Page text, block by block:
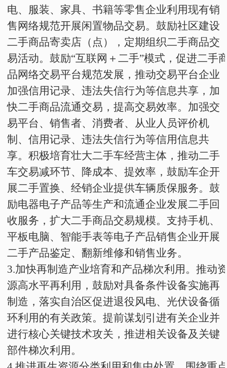
电、服装、家具、书籍等零售企业利用现有销
售网络规范开展闲置物品交易。鼓励社区建设
二手商品寄卖店 （点）
，定期组织二手商品交
易活动。鼓励“互联网 ＋二手”模式，促进二手
品网络交易平台规范发展，推动交易平台企业
加强信用记录、违法失信行为等信息共享，加
快二手商品流通交易，提高交易效率。加强交
易平台、销售者、消费者、从业人员评价机
制、信用记录、违法失信行为等信用信息共
享。积极培育壮大二手车经营主体，推动二手
车交易减环节、降成本、提效率，鼓励车企开
展二手置换、经销企业提供车辆质保服务。鼓
励电器电子产品等生产和流通企业发展二手回
收服务，扩大二手商品交易规模。支持手机、
平板电脑、智能手表等电子产品销售企业开展
二手产品鉴定、翻新维修和销售业务。
3.加快再制造产业培育和产品梯次利用。推动
源高水平再利用，鼓励对具备条件设备实施再
制造，落实自治区促进退役风电、光伏设备循
环利用的有关政策。提前谋划引进有关企业并
进行核心关键技术攻关，推进相关设备及关键
部件梯次利用 。